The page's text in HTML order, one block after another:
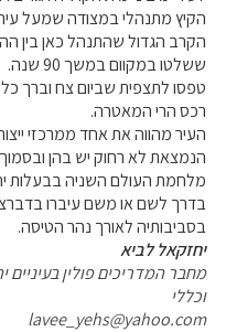
הקיץ מתנהלי במצודה שמעל
הקרב הגדול שהתנהל כאן בין
ששלטו במקוום במשך 90 שנה.
טפסו לתצפית שביום צח וברך
רכס הרי המאטרה.
העיר מהווה את אחד ממרכזי
הנמצאת לא רחוק יש בהן ובסמוך
מלחמת העולם השניה בבעלות
בדרך לשם או משם עיברו
בסביבותיה לאורך נהר הטיסה.
יחזקאל לביא
מחבר המדריכים פולין בעיניים
וכללי
lavee_yehs@yahoo.com